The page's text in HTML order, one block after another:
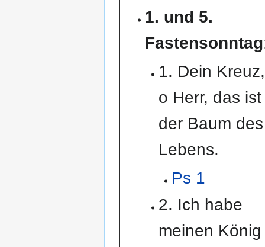
1. und 5.
Fastensonntag
1. Dein Kreuz,
o Herr, das ist
der Baum des
Lebens.
Ps 1
2. Ich habe
meinen König